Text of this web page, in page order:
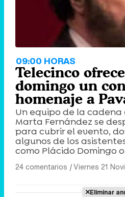
09:00 HORAS
Telecinco
domingo un
homenaje a
Un equipo de la
Marta Fernández se
para cubrir el evento,
algunos de los
como Plácido Domingo
24 comentarios |Viernes 21
Eliminar